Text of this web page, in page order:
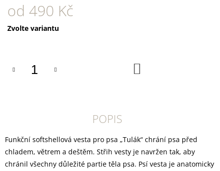
od 490 Kč
Měrná
Zvolte variantu
POPIS
Funkční softshellová vesta pro psa „Tulák“ chrání psa před
chladem, větrem a deštěm. Střih vesty je navržen tak, aby
chránil všechny důležité partie těla psa. Psí vesta je anatomicky